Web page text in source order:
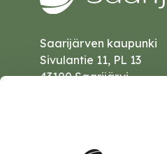
Saarijärven kaupunki
Sivulantie 11, PL 13
43100 Saarijärvi